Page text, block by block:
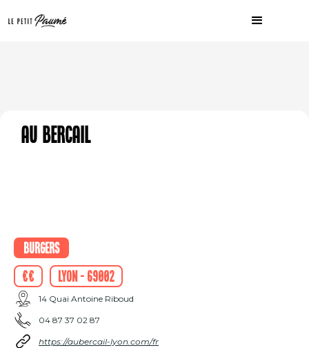
Au Bercail
Burgers
€€
Lyon - 69002
14 Quai Antoine Riboud
04 87 37 02 87
https://aubercail-lyon.com/fr